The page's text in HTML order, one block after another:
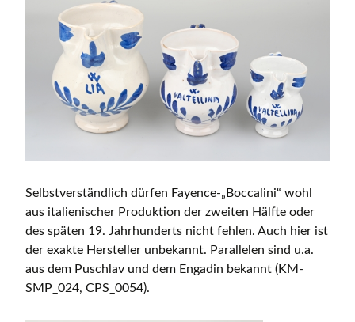
Selbstverständlich dürfen Fayence-„Boccalini“ wohl
aus italienischer Produktion der zweiten Hälfte oder
des späten 19. Jahrhunderts nicht fehlen. Auch hier ist
der exakte Hersteller unbekannt. Parallelen sind u.a.
aus dem Puschlav und dem Engadin bekannt (KM-
SMP_024, CPS_0054).